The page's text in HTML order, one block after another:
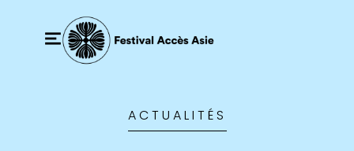
ACTUALITÉS